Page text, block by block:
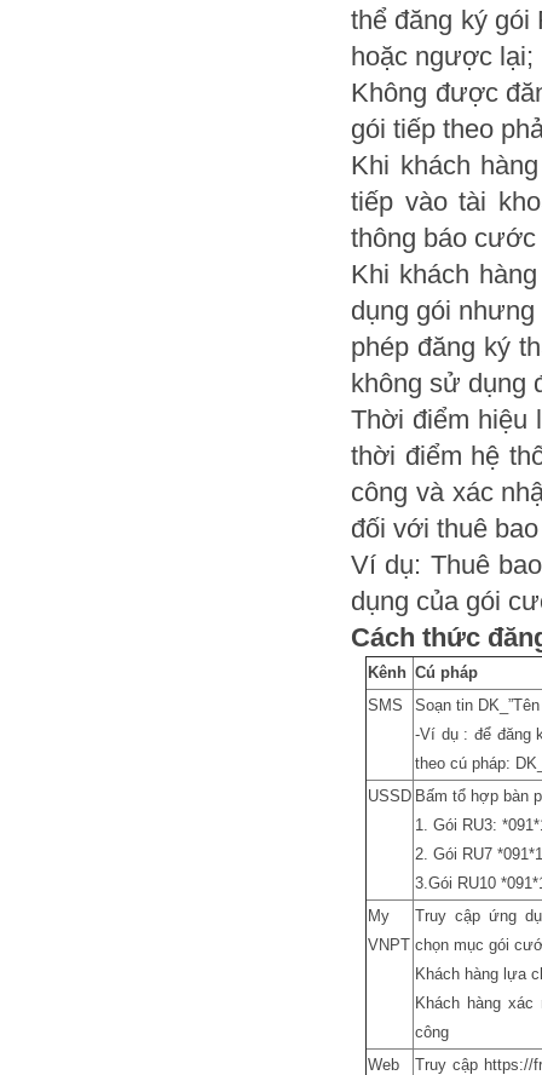
thể đăng ký gói
hoặc ngược lại;
Không được
gói tiếp theo
Khi khách
tiếp vào tài
thông báo cước
Khi khách
dụng gói
phép đăng ký
không sử dụng
Thời điểm
thời điểm hệ
công và xác
đối với thuê
Ví dụ: Thuê
dụng của gói
Cách thức
Kênh Cú pháp
SMS
Soạn tin
-Ví dụ : để đăng
theo cú pháp:
USSD Bấm tổ hợp bàn
1. Gói RU3:
2. Gói RU7
3.Gói RU10
My
VNPT
Truy cập ứng
chọn mục gói
Khách hàng lựa
Khách hàng
công
Web
Truy cập https://